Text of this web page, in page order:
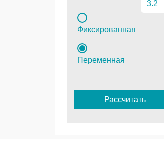
Фиксированная
Переменная
Рассчитать